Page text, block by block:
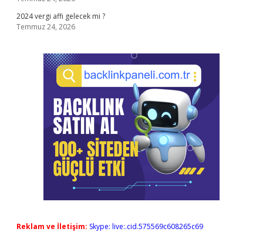
2024 vergi affı gelecek mi ?
Temmuz 24, 2026
Reklam ve İletişim: Skype: live:.cid.575569c608265c69